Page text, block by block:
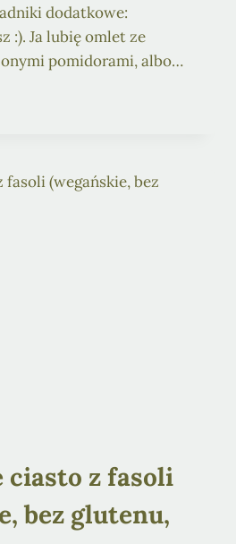
dodatkowe:
:). Ja lubię omlet ze
pomidorami, albo…
ciasto z fasoli
bez glutenu,